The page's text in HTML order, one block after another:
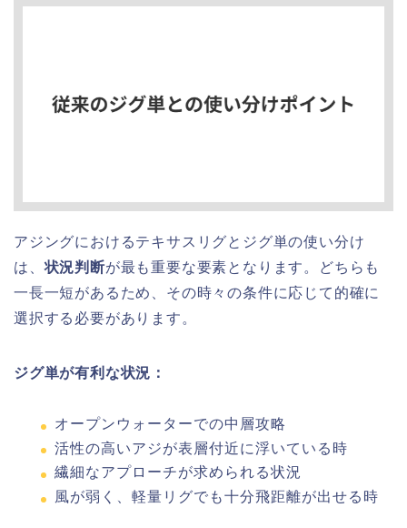
アジングにおけるテキサスリグとジグ単の使い分け
は、状況判断が最も重要な要素となります。どちらも
一長一短があるため、その時々の条件に応じて的確に
選択する必要があります。
ジグ単が有利な状況：
オープンウォーターでの中層攻略
活性の高いアジが表層付近に浮いている時
繊細なアプローチが求められる状況
風が弱く、軽量リグでも十分飛距離が出せる時